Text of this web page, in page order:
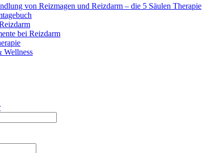
von Reizmagen und Reizdarm – die 5 Säulen Therapie
bei Reizdarm
Wellness